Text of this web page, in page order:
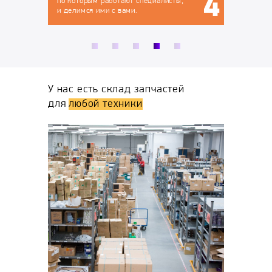
У нас есть склад запчастей
длялюбой техники